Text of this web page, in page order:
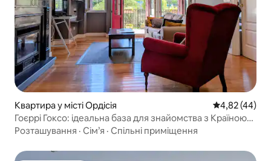
Квартира у місті Ордісія Середня
4,82 (44)
Гоєррі Гоксо: ідеальна база для знайомства з Країною
Басків
Розташування · Сім’я · Спільні приміщення